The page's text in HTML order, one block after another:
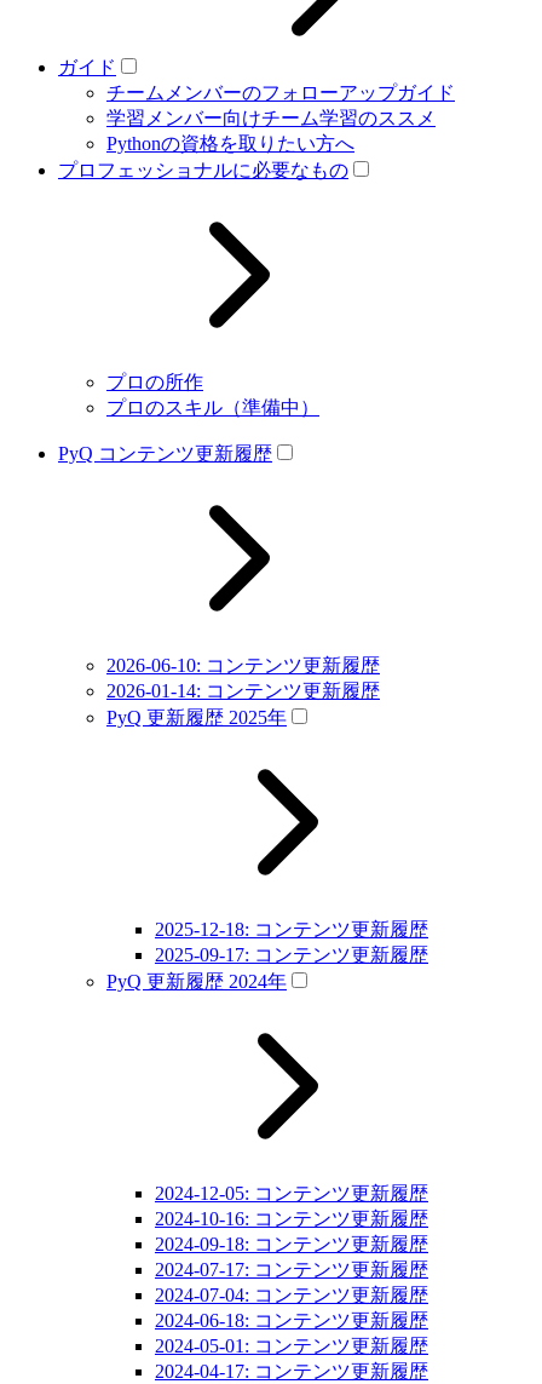
ガイド
チームメンバーのフォローアップガイド
学習メンバー向けチーム学習のススメ
Pythonの資格を取りたい方へ
プロフェッショナルに必要なもの
プロの所作
プロのスキル（準備中）
PyQ コンテンツ更新履歴
2026-06-10: コンテンツ更新履歴
2026-01-14: コンテンツ更新履歴
PyQ 更新履歴 2025年
2025-12-18: コンテンツ更新履歴
2025-09-17: コンテンツ更新履歴
PyQ 更新履歴 2024年
2024-12-05: コンテンツ更新履歴
2024-10-16: コンテンツ更新履歴
2024-09-18: コンテンツ更新履歴
2024-07-17: コンテンツ更新履歴
2024-07-04: コンテンツ更新履歴
2024-06-18: コンテンツ更新履歴
2024-05-01: コンテンツ更新履歴
2024-04-17: コンテンツ更新履歴